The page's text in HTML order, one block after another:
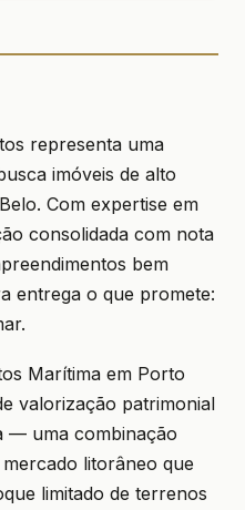
representa uma
imóveis de alto
Com expertise em
consolidada com nota
bem
entrega o que promete:
Marítima em Porto
valorização patrimonial
— uma combinação
litorâneo que
limitado de terrenos